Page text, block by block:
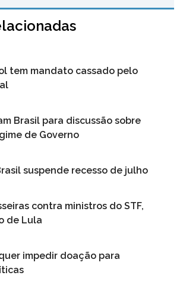
tem mandato cassado pelo
Brasil para discussão sobre
de Governo
suspende recesso de julho
contra ministros do STF,
de Lula
impedir doação para